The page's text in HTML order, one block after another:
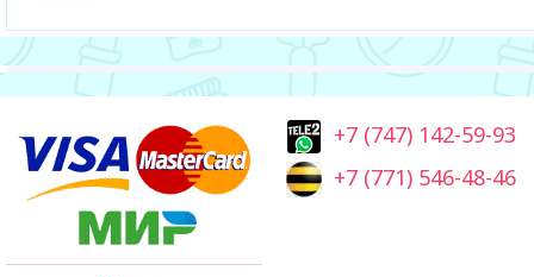
+7 (747) 142-59-93
+7 (771) 546-48-46